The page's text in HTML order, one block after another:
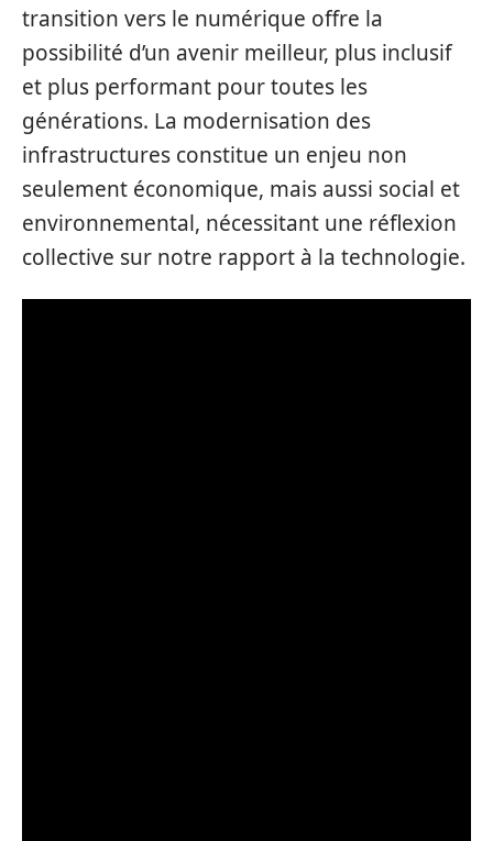
transition vers le numérique offre la
possibilité d’un avenir meilleur, plus inclusif
et plus performant pour toutes les
générations. La modernisation des
infrastructures constitue un enjeu non
seulement économique, mais aussi social et
environnemental, nécessitant une réflexion
collective sur notre rapport à la technologie.